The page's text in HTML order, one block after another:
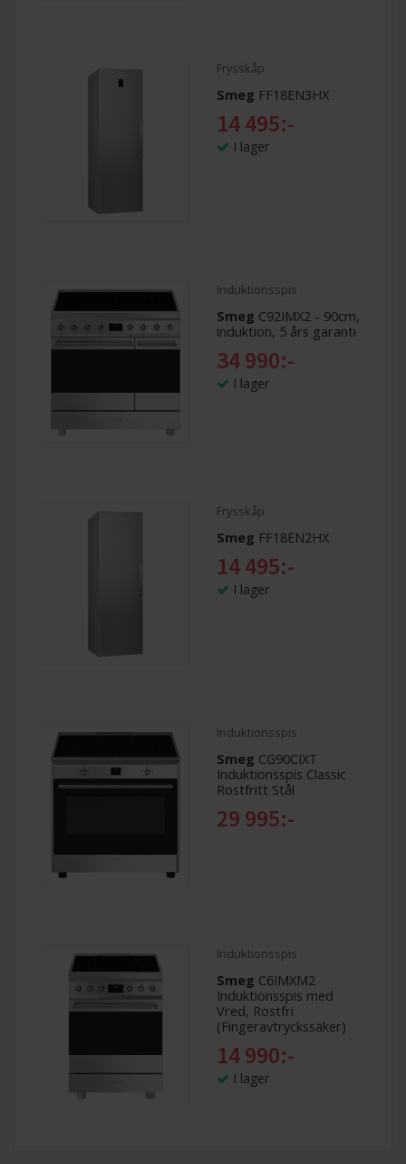
Frysskåp
Smeg FF18EN3HX
14 495:-
I lager
Induktionsspis
Smeg C92IMX2 - 90cm,
induktion, 5 års garanti
34 990:-
I lager
Frysskåp
Smeg FF18EN2HX
14 495:-
I lager
Induktionsspis
Smeg CG90CIXT
Induktionsspis Classic
Rostfritt Stål
29 995:-
Induktionsspis
Smeg C6IMXM2
Induktionsspis med
Vred, Rostfri
(Fingeravtryckssäker)
14 990:-
I lager